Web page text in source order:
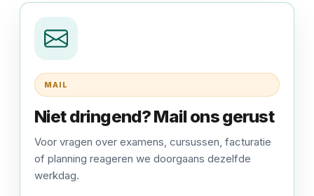
MAIL
Niet dringend? Mail ons gerust
Voor vragen over examens, cursussen, facturatie
of planning reageren we doorgaans dezelfde
werkdag.